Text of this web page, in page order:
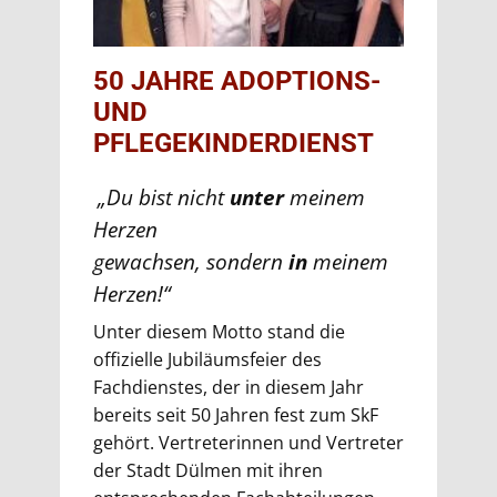
50 JAHRE ADOPTIONS-
UND
PFLEGEKINDERDIENST
„Du bist nicht untermeinem
Herzen
gewachsen, sondern in meinem
Herzen!“
Unter diesem Motto stand die
offizielle Jubiläumsfeier des
Fachdienstes, der in diesem Jahr
bereits seit 50 Jahren fest zum SkF
gehört. Vertreterinnen und Vertreter
der Stadt Dülmen mit ihren